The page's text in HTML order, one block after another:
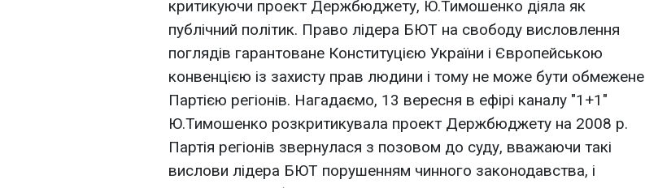
критикуючи проект Держбюджету, Ю.Тимошенко діяла як
публічний політик. Право лідера БЮТ на свободу висловлення
поглядів гарантоване Конституцією України і Європейською
конвенцією із захисту прав людини і тому не може бути обмежене
Партією регіонів. Нагадаємо, 13 вересня в ефірі каналу "1+1"
Ю.Тимошенко розкритикувала проект Держбюджету на 2008 р.
Партія регіонів звернулася з позовом до суду, вважаючи такі
вислови лідера БЮТ порушенням чинного законодавства, і